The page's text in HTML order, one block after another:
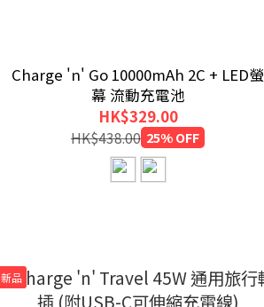
Charge 'n' Go 10000mAh 2C + LED螢
幕 流動充電池
HK$329.00
HK$438.00 25% OFF
新品